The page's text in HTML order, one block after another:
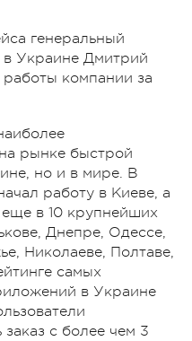
генеральный
Украине Дмитрий
работы компании за
рынке быстрой
но и в мире. В
работу в Киеве, а
еще в 10 крупнейших
Днепре, Одессе,
Николаеве, Полтаве,
самых
в Украине
с более чем 3